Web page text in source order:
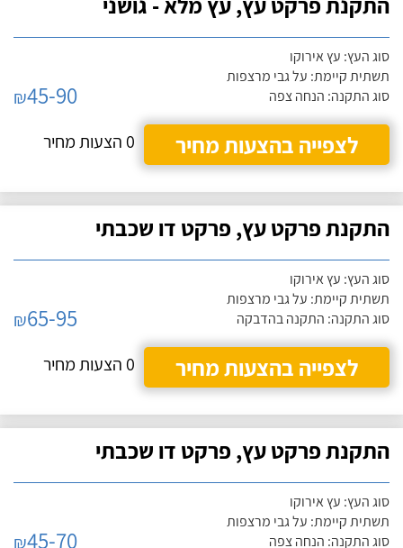
סוג העץ: עץ אירוקו
תשתית קיימת: על גבי מרצפות
סוג התקנה: הנחה צפה
₪45-90
לצפייה בהצעות מחיר
0 הצעות מחיר
התקנת פרקט עץ, פרקט דו שכבתי
סוג העץ: עץ אירוקו
תשתית קיימת: על גבי מרצפות
סוג התקנה: התקנה בהדבקה
₪65-95
לצפייה בהצעות מחיר
0 הצעות מחיר
התקנת פרקט עץ, פרקט דו שכבתי
סוג העץ: עץ אירוקו
תשתית קיימת: על גבי מרצפות
סוג התקנה: הנחה צפה
₪45-70